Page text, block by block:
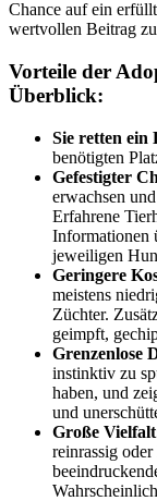
Chance auf ein
wertvollen Beitrag
Vorteile der
Überblick:
Sie retten ein
benötigten
Gefestigter
erwachsen
Erfahrene
Informationen
jeweiligen
Geringere
meistens
Züchter.
geimpft,
Grenzenlose
instinktiv zu
haben, und
und
Große
reinrassig